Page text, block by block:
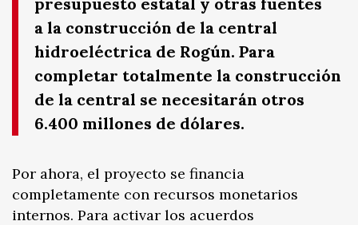
a la construcción de la central
hidroeléctrica de Rogún. Para
completar totalmente la construcción
de la central se necesitarán otros
6.400 millones de dólares.
Por ahora, el proyecto se financia
completamente con recursos monetarios
internos. Para activar los acuerdos